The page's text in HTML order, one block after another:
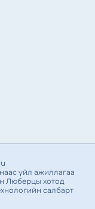
үйл ажиллагаа
Люберцы хотод
салбарт